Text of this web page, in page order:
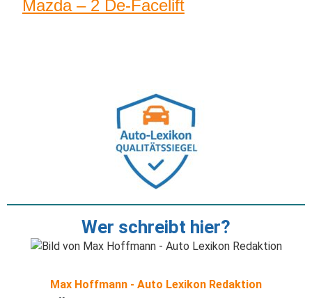
Mazda – 2 De-Facelift
Wer schreibt hier?
Max Hoffmann - Auto Lexikon Redaktion